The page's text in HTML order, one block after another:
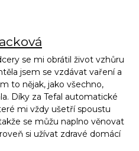
se mi obrátil život vzhůru
jsem se vzdávat vaření a
to nějak, jako všechno,
Díky za Tefal automatické
mi vždy ušetří spoustu
se můžu naplno věnovat
si užívat zdravé domácí